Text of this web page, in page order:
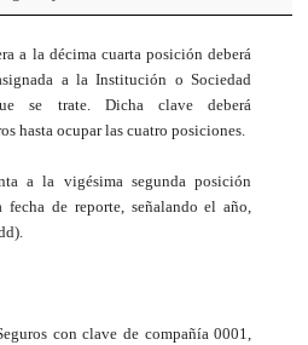
a la décima cuarta posición deberá
a la Institución o Sociedad
se trate. Dicha clave deberá
hasta ocupar las cuatro posiciones.
a la vigésima segunda posición
fecha de reporte, señalando el año,
con clave de compañía 0001,